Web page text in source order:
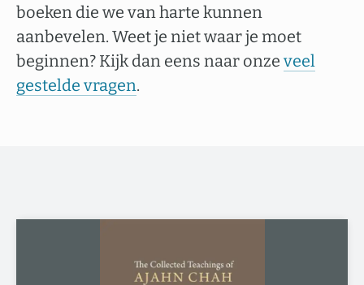
boeken die we van harte kunnen
aanbevelen. Weet je niet waar je moet
beginnen? Kijk dan eens naar onze veel
gestelde vragen.